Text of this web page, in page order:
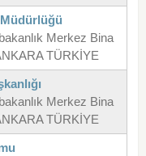
Merkez Bina
TÜRKİYE
Merkez Bina
TÜRKİYE